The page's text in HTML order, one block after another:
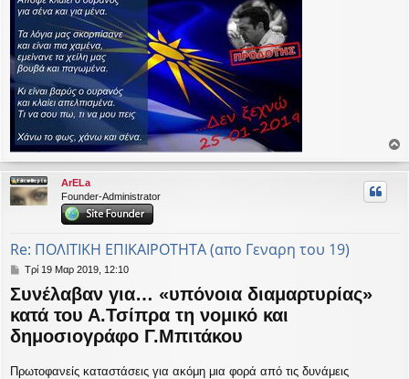
ο
ρ
ArELa
Founder-Administrator
Re: ΠΟΛΙΤΙΚΗ ΕΠΙΚΑΙΡΟΤΗΤΑ (απο Γεναρη του 19)
Δ
μ
ο
σ
ί
Τρί 19 Μαρ 2019, 12:10
Συνέλαβαν για… «υπόνοια διαμαρτυρίας»
κατά του Α.Τσίπρα τη νομικό και
δημοσιογράφο Γ.Μπιτάκου
Πρωτοφανείς καταστάσεις για ακόμη μια φορά από τις δυνάμεις